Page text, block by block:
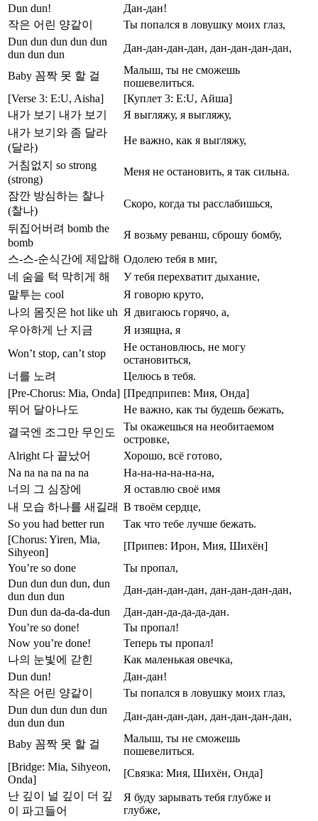
Dun dun!
Дан-дан!
작은 어린 양같이
Ты попался в ловушку моих глаз,
Dun dun dun dun dun
dun dun dun
Дан-дан-дан-дан, дан-дан-дан-дан,
Baby 꼼짝 못 할 걸
Малыш, ты не сможешь
пошевелиться.
[Verse 3: E:U, Aisha]
[Куплет 3: E:U, Айша]
내가 보기 내가 보기
Я выгляжу, я выгляжу,
내가 보기와 좀 달라
(달라)
Не важно, как я выгляжу,
거침없지 so strong
(strong)
Меня не остановить, я так сильна.
잠깐 방심하는 찰나
(찰나)
Скоро, когда ты расслабишься,
뒤집어버려 bomb the
bomb
Я возьму реванш, сброшу бомбу,
스-스-순식간에 제압해 Одолею тебя в миг,
네 숨을 턱 막히게 해
У тебя перехватит дыхание,
말투는 cool
Я говорю круто,
나의 몸짓은 hot like uh Я двигаюсь горячо, а,
우아하게 난 지금
Я изящна, я
Won’t stop, can’t stop
Не остановлюсь, не могу
остановиться,
너를 노려
Целюсь в тебя.
[Pre-Chorus: Mia, Onda] [Предприпев: Мия, Онда]
뛰어 달아나도
Не важно, как ты будешь бежать,
결국엔 조그만 무인도
Ты окажешься на необитаемом
островке,
Alright 다 끝났어
Хорошо, всё готово,
Na na na na na na
На-на-на-на-на-на,
너의 그 심장에
Я оставлю своё имя
내 모습 하나를 새길래 В твоём сердце,
So you had better run
Так что тебе лучше бежать.
[Chorus: Yiren, Mia,
Sihyeon]
[Припев: Ирон, Мия, Шихён]
You’re so done
Ты пропал,
Dun dun dun dun, dun
dun dun dun
Дан-дан-дан-дан, дан-дан-дан-дан,
Dun dun da-da-da-dun
Дан-дан-да-да-да-дан.
You’re so done!
Ты пропал!
Now you’re done!
Теперь ты пропал!
나의 눈빛에 갇힌
Как маленькая овечка,
Dun dun!
Дан-дан!
작은 어린 양같이
Ты попался в ловушку моих глаз,
Dun dun dun dun dun
dun dun dun
Дан-дан-дан-дан, дан-дан-дан-дан,
Baby 꼼짝 못 할 걸
Малыш, ты не сможешь
пошевелиться.
[Bridge: Mia, Sihyeon,
Onda]
[Связка: Мия, Шихён, Онда]
난 깊이 널 깊이 더 깊
이 파고들어
Я буду зарывать тебя глубже и
глубже,